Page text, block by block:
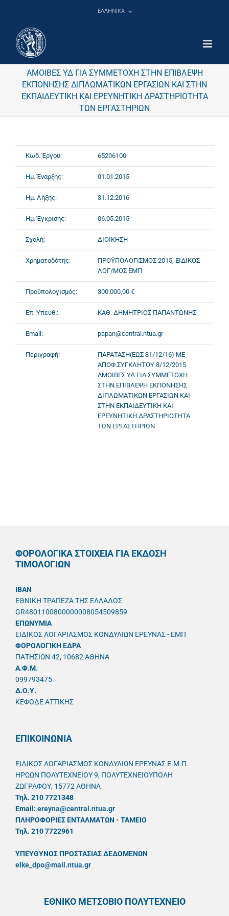
ΕΛΛΗΝΙΚΑ
ΑΜΟΙΒΕΣ ΥΔ ΓΙΑ ΣΥΜΜΕΤΟΧΗ ΣΤΗΝ ΕΠΙΒΛΕΨΗ
ΕΚΠΟΝΗΣΗΣ ΔΙΠΛΩΜΑΤΙΚΩΝ ΕΡΓΑΣΙΩΝ ΚΑΙ ΣΤΗΝ
ΕΚΠΑΙΔΕΥΤΙΚΗ ΚΑΙ ΕΡΕΥΝΗΤΙΚΗ ΔΡΑΣΤΗΡΙΟΤΗΤΑ
ΤΩΝ ΕΡΓΑΣΤΗΡΙΩΝ
Κωδ. Έργου: 65206100
Ημ. Έναρξης: 01.01.2015
Ημ. Λήξης: 31.12.2016
Ημ. Έγκρισης: 06.05.2015
Σχολή: ΔΙΟΙΚΗΣΗ
Χρηματοδότης:
ΠΡΟΫΠΟΛΟΓΙΣΜΟΣ 2015, ΕΙΔΙΚΟΣ
ΛΟΓ/ΜΟΣ ΕΜΠ
Προϋπολογισμός: 300.000,00 €
Επ. Υπευθ.: ΚΑΘ. ΔΗΜΗΤΡΙΟΣ ΠΑΠΑΝΤΩΝΗΣ
Email: papan@central.ntua.gr
Περιγραφή:
ΠΑΡΑΤΑΣΗ(ΕΩΣ 31/12/16) ΜΕ
ΑΠΟΦ.ΣΥΓΚΛΗΤΟΥ 8/12/2015
ΑΜΟΙΒΕΣ ΥΔ ΓΙΑ ΣΥΜΜΕΤΟΧΗ
ΣΤΗΝ ΕΠΙΒΛΕΨΗ ΕΚΠΟΝΗΣΗΣ
ΔΙΠΛΩΜΑΤΙΚΩΝ ΕΡΓΑΣΙΩΝ ΚΑΙ
ΣΤΗΝ ΕΚΠΑΙΔΕΥΤΙΚΗ ΚΑΙ
ΕΡΕΥΝΗΤΙΚΗ ΔΡΑΣΤΗΡΙΟΤΗΤΑ
ΤΩΝ ΕΡΓΑΣΤΗΡΙΩΝ
ΦΟΡΟΛΟΓΙΚΑ ΣΤΟΙΧΕΙΑ ΓΙΑ ΕΚΔΟΣΗ
ΤΙΜΟΛΟΓΙΩΝ
IBAN
ΕΘΝΙΚΗ ΤΡΑΠΕΖΑ ΤΗΣ ΕΛΛΑΔΟΣ
GR4801100800000008054509859
ΕΠΩΝΥΜΙΑ
ΕΙΔΙΚΟΣ ΛΟΓΑΡΙΑΣΜΟΣ ΚΟΝΔΥΛΙΩΝ ΕΡΕΥΝΑΣ - ΕΜΠ
ΦΟΡΟΛΟΓΙΚΗ ΕΔΡΑ
ΠΑΤΗΣΙΩΝ 42, 10682 ΑΘΗΝΑ
A.Φ.Μ.
099793475
Δ.Ο.Υ.
ΚΕΦΟΔΕ ΑΤΤΙΚΗΣ
ΕΠΙΚΟΙΝΩΝΙΑ
ΕΙΔΙΚΟΣ ΛΟΓΑΡΙΑΣΜΟΣ ΚΟΝΔΥΛΙΩΝ ΕΡΕΥΝΑΣ Ε.Μ.Π.
ΗΡΩΩΝ ΠΟΛΥΤΕΧΝΕΙΟΥ 9, ΠΟΛΥΤΕΧΝΕΙΟΥΠΟΛΗ
ΖΩΓΡΑΦΟΥ, 15772 ΑΘΗΝΑ
Τηλ. 210 7721348
Email: ereyna@central.ntua.gr
ΠΛΗΡΟΦΟΡΙΕΣ ΕΝΤΑΛΜΑΤΩΝ - ΤΑΜΕΙΟ
Τηλ. 210 7722961
ΥΠΕΥΘYΝΟΣ ΠΡΟΣΤΑΣΙΑΣ ΔΕΔΟΜΕΝΩΝ
elke_dpo@mail.ntua.gr
ΕΘΝΙΚΟ ΜΕΤΣΟΒΙΟ ΠΟΛΥΤΕΧΝΕΙΟ